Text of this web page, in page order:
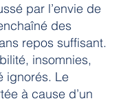
par l’envie de
des
repos suffisant.
insomnies,
ignorés. Le
à cause d’un